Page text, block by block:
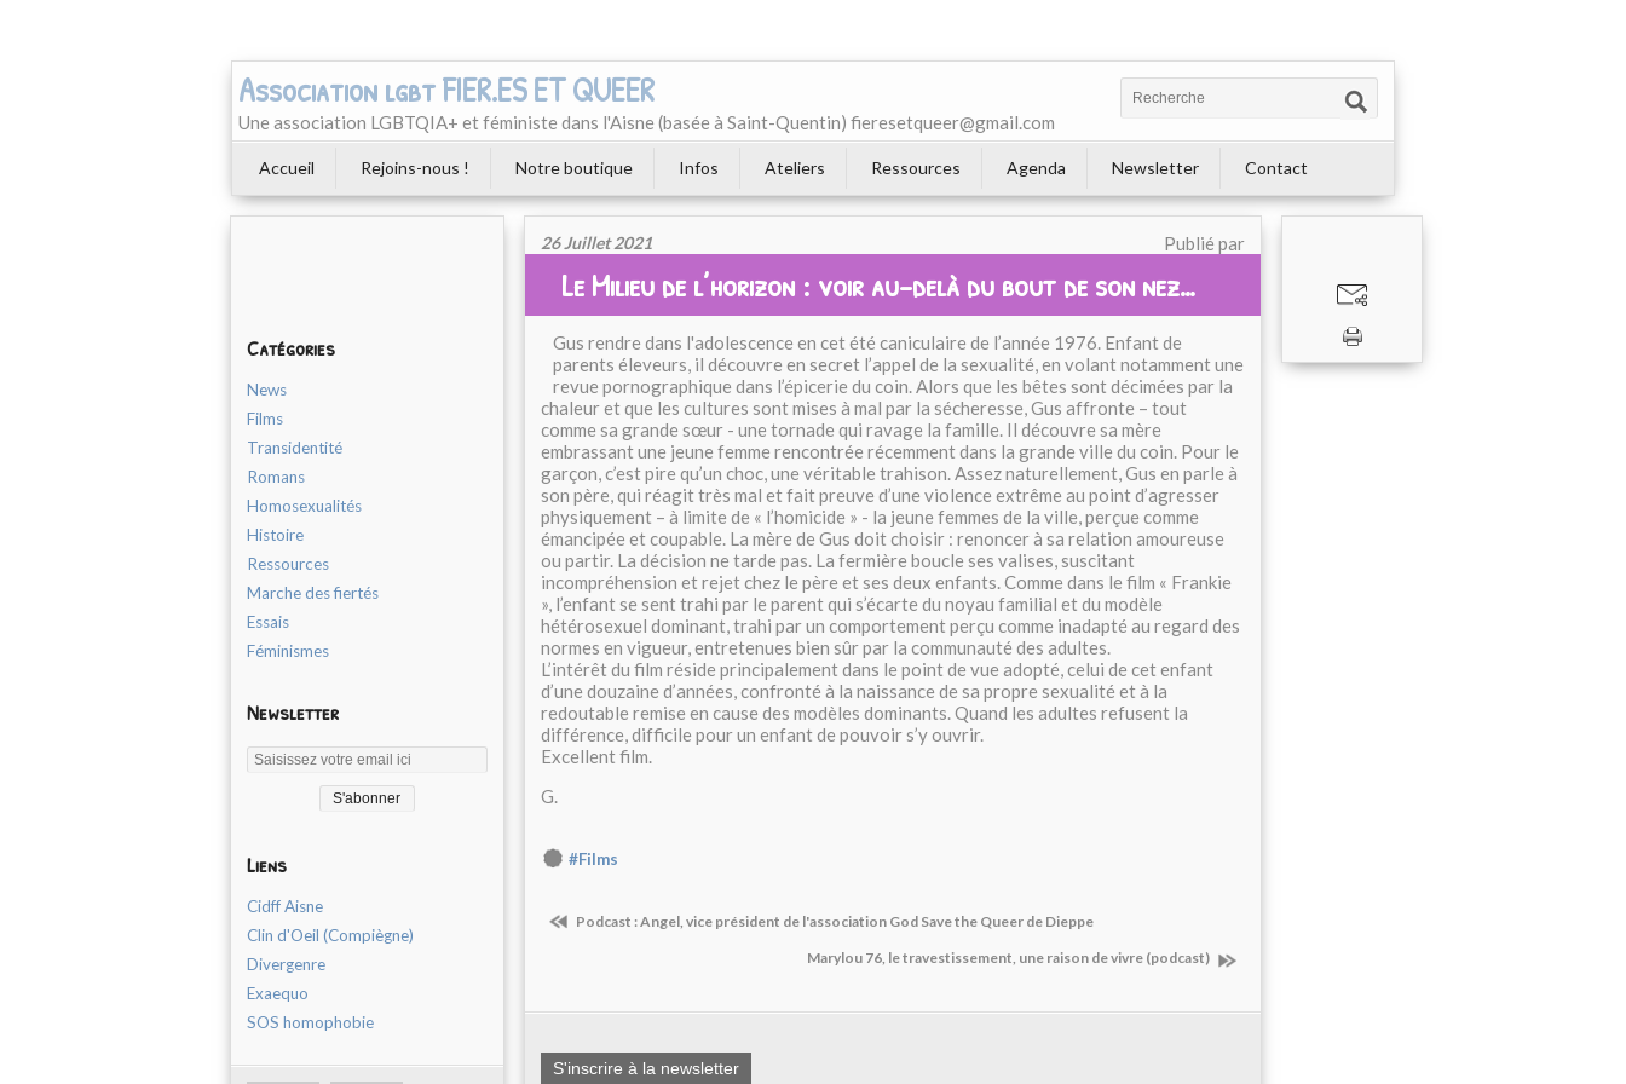
Association lgbt FIER.ES ET QUEER
Une association LGBTQIA+ et féministe dans l'Aisne (basée à Saint-Quentin) fieresetqueer@gmail.com
Accueil Rejoins-nous ! Notre boutique Infos Ateliers Ressources Agenda Newsletter Contact
Catégories
News
Films
Transidentité
Romans
Homosexualités
Histoire
Ressources
Marche des fiertés
Essais
Féminismes
Newsletter
Liens
Cidff Aisne
Clin d'Oeil (Compiègne)
Divergenre
Exaequo
SOS homophobie
26 Juillet 2021 Publié par
Le Milieu de l’horizon : voir au-delà du bout de son nez…
Gus rendre dans l'adolescence en cet été caniculaire de l’année 1976. Enfant de
parents éleveurs, il découvre en secret l’appel de la sexualité, en volant notamment une
revue pornographique dans l’épicerie du coin. Alors que les bêtes sont décimées par la
chaleur et que les cultures sont mises à mal par la sécheresse, Gus affronte – tout
comme sa grande sœur - une tornade qui ravage la famille. Il découvre sa mère
embrassant une jeune femme rencontrée récemment dans la grande ville du coin. Pour le
garçon, c’est pire qu’un choc, une véritable trahison. Assez naturellement, Gus en parle à
son père, qui réagit très mal et fait preuve d’une violence extrême au point d’agresser
physiquement – à limite de « l’homicide » - la jeune femmes de la ville, perçue comme
émancipée et coupable. La mère de Gus doit choisir : renoncer à sa relation amoureuse
ou partir. La décision ne tarde pas. La fermière boucle ses valises, suscitant
incompréhension et rejet chez le père et ses deux enfants. Comme dans le film « Frankie
», l’enfant se sent trahi par le parent qui s’écarte du noyau familial et du modèle
hétérosexuel dominant, trahi par un comportement perçu comme inadapté au regard des
normes en vigueur, entretenues bien sûr par la communauté des adultes.
L’intérêt du film réside principalement dans le point de vue adopté, celui de cet enfant
d’une douzaine d’années, confronté à la naissance de sa propre sexualité et à la
redoutable remise en cause des modèles dominants. Quand les adultes refusent la
différence, difficile pour un enfant de pouvoir s’y ouvrir.
Excellent film.
G.
#Films
Podcast : Angel, vice président de l'association God Save the Queer de Dieppe
Marylou 76, le travestissement, une raison de vivre (podcast)
S'inscrire à la newsletter